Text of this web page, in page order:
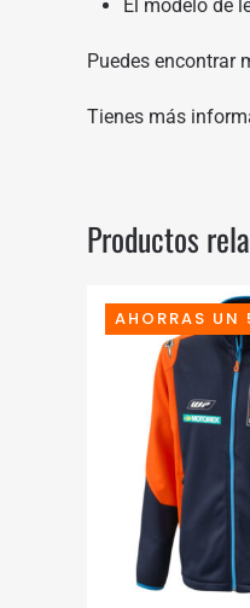
El modelo de
Puedes encontrar
Tienes más
Productos
AHORRAS UN